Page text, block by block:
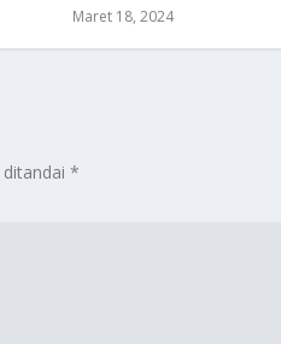
Maret 18, 2024
ditandai*